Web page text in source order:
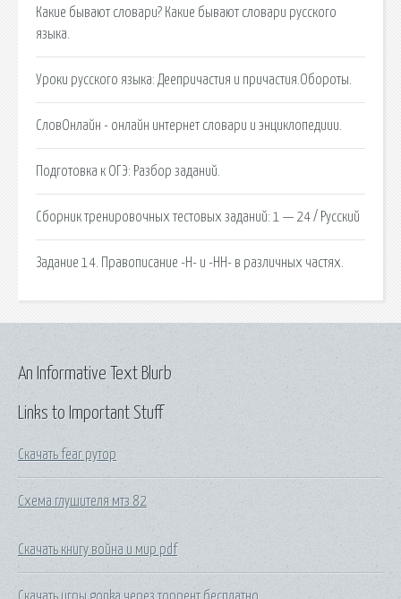
Какие бывают словари? Какие бывают словари русского
языка.
Уроки русского языка: Деепричастия и причастия.Обороты.
СловОнлайн - онлайн интернет словари и энциклопедиии.
Подготовка к ОГЭ: Разбор заданий.
Сборник тренировочных тестовых заданий: 1 — 24 / Русский
Задание 14. Правописание -Н- и -НН- в различных частях.
Links to Important Stuff
Скачать fear рутор
Схема глушителя мтз 82
Скачать книгу война и мир pdf
Скачать игры gonka через торрент бесплатно
An Informative Text Blurb